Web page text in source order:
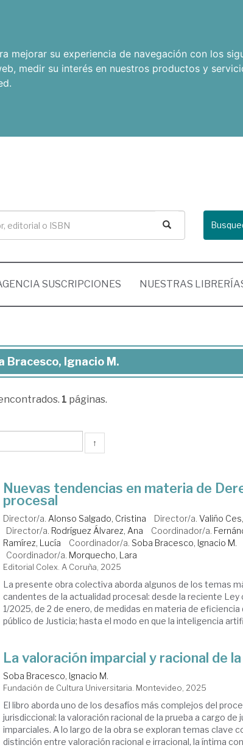
su experiencia de navegación con los
, medir su interés en nuestros productos y
.
SUSCRIPCIONES NUESTRAS
Bracesco, Ignacio M.
1 páginas.
↑
Nuevas tendencias en materia de
procesal
Director/a. Alonso Salgado, Cristina Director/a.Valiño
Director/a. Rodríguez Álvarez, Ana Coordinador/a.
Ramírez, Lucía
Coordinador/a. Soba Bracesco, Ignacio M.
Coordinador/a. Morquecho, Lara
Editorial Colex. A Coruña, 2025
La presente obra colectiva aborda algunos de los temas
candentes de la actualidad procesal: desde la reciente Ley
1/2025, de 2 de enero, de medidas en materia de eficiencia
público de Justicia; hasta el modo en que la inteligencia
La valoración imparcial y racional de
Soba Bracesco, Ignacio M.
Fundación de Cultura Universitaria. Montevideo, 2025
El libro aborda uno de los desafíos más complejos del
jurisdiccional: la valoración racional de la prueba a cargo de
imparciales. A lo largo de la obra se exploran temas clave
distinción entre valoración racional e irracional, la íntima